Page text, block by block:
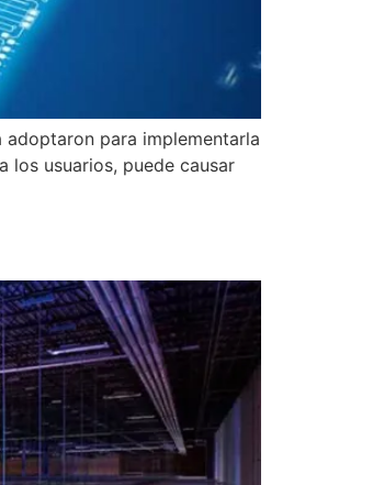
para implementarla
los usuarios, puede causar